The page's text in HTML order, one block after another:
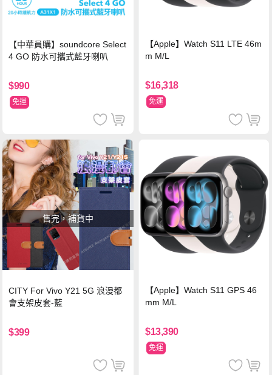
【中華員購】soundcore Select
4 GO 防水可攜式藍牙喇叭
$990
免運
【Apple】Watch S11 LTE 46m
m M/L
$16,318
免運
售完，補貨中
CITY For Vivo Y21 5G 浪漫都
會支架皮套-藍
$399
【Apple】Watch S11 GPS 46
mm M/L
$13,390
免運